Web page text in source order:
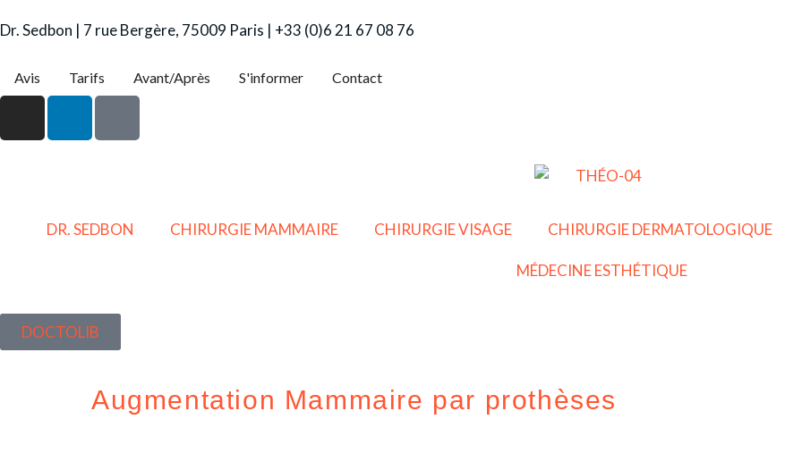
Dr. Sedbon | 7 rue Bergère, 75009 Paris | +33 (0)6 21 67 08 76
Avis Tarifs Avant/Après S'informer Contact
DR. SEDBON CHIRURGIE MAMMAIRE CHIRURGIE VISAGE CHIRURGIE DERMATOLOGIQUE
MÉDECINE ESTHÉTIQUE
DOCTOLIB
Augmentation Mammaire par prothèses